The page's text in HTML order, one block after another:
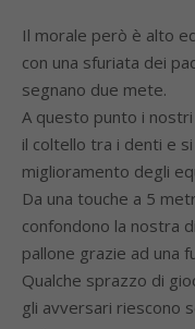
Il morale però è alto
con una sfuriata dei
segnano due mete.
A questo punto i
il coltello tra i denti e
miglioramento degli
Da una touche a 5
confondono la nostra
pallone grazie ad una
Qualche sprazzo di
gli avversari riescono